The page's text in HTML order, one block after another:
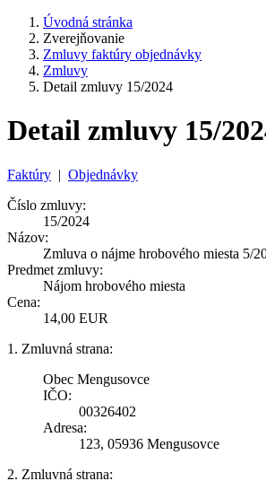
Úvodná stránka
Zverejňovanie
Zmluvy faktúry objednávky
Zmluvy
Detail zmluvy 15/2024
Detail zmluvy 15/
Faktúry | Objednávky
Číslo zmluvy:
15/2024
Názov:
Zmluva o nájme hrobového miesta 5/
Predmet zmluvy:
Nájom hrobového miesta
Cena:
14,00 EUR
1. Zmluvná strana:
Obec Mengusovce
IČO:
00326402
Adresa:
123, 05936 Mengusovce
2. Zmluvná strana: